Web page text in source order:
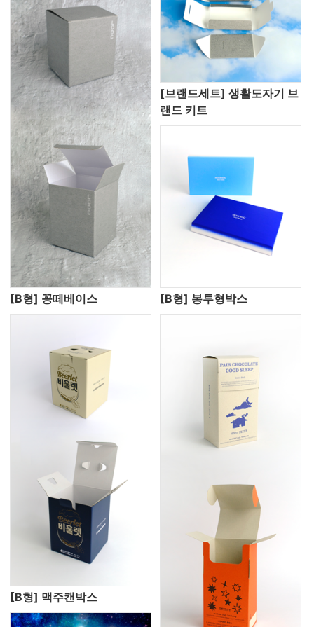
[B형] 꽁떼베이스
[브랜드세트] 생활도자기 브
랜드 키트
[B형] 맥주캔박스
[B형] 봉투형박스